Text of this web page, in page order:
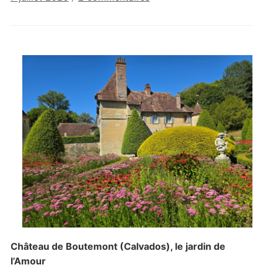
château
Boutemont
Château de Boutemont (Calvados), le jardin de
l’Amour